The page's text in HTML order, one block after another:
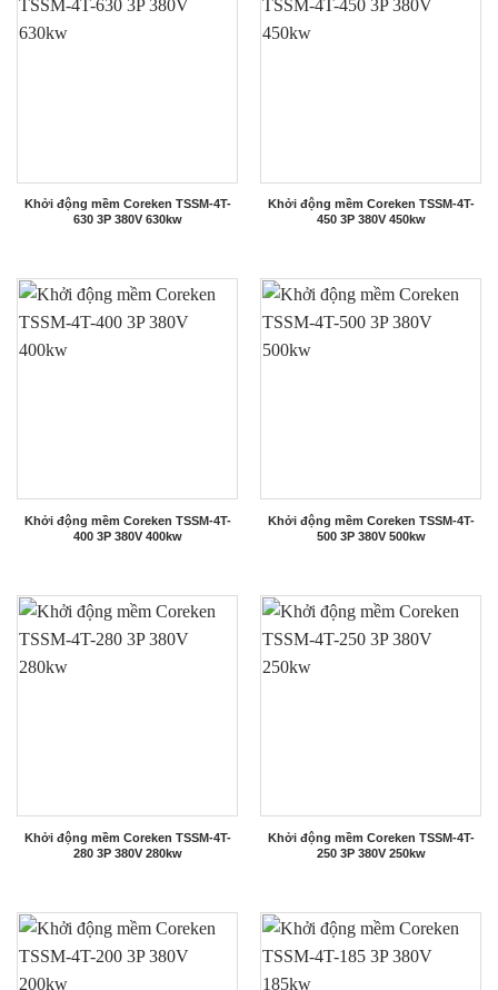
Khởi động mềm Coreken TSSM-4T-
630 3P 380V 630kw
Khởi động mềm Coreken TSSM-4T-
450 3P 380V 450kw
Khởi động mềm Coreken TSSM-4T-
400 3P 380V 400kw
Khởi động mềm Coreken TSSM-4T-
500 3P 380V 500kw
Khởi động mềm Coreken TSSM-4T-
280 3P 380V 280kw
Khởi động mềm Coreken TSSM-4T-
250 3P 380V 250kw